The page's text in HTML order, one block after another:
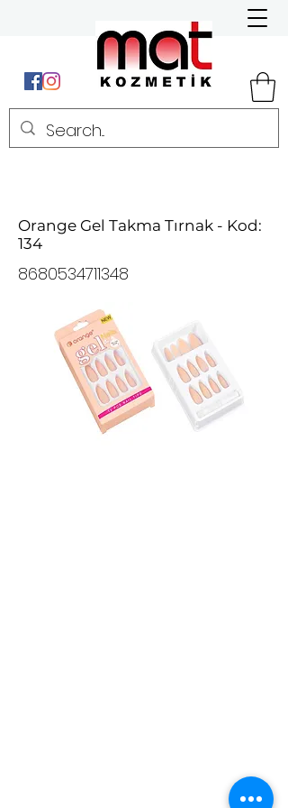
Orange Gel Takma Tırnak - Kod:
134
8680534711348